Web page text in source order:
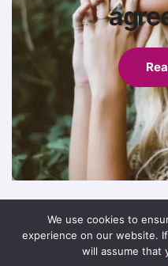
We use cookies to
experience on our website.
will assume that